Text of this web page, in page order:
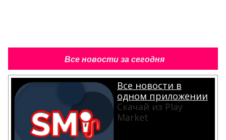
Все новости за сегодня
Все новости в
одном приложении
Скачай из Play
Market